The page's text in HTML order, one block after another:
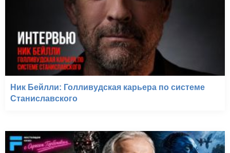
Ник Бейлли: Голливудская карьера по системе
Станиславского